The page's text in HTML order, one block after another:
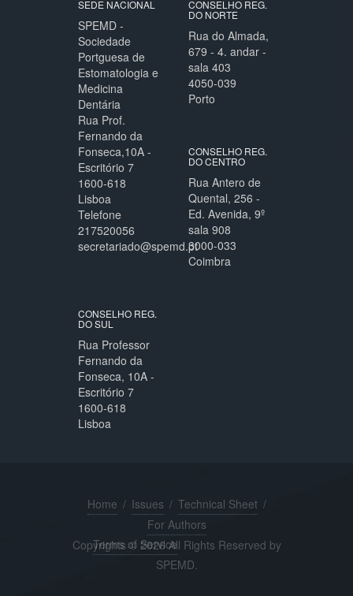
SEDE NACIONAL
SPEMD -
Sociedade
Portguesa de
Estomatologia e
Medicina
Dentária
Rua Prof.
Fernando da
Fonseca,10A -
Escritório 7
1600-618
Lisboa
Telefone
217520056
secretariado@spemd.pt
CONSELHO REG.
DO NORTE
Rua do Almada,
679 - 4. andar -
sala 403
4050-039
Porto
CONSELHO REG.
DO CENTRO
Rua Antero de
Quental, 256 -
Ed. Avenida, 9º
sala 908
3000-033
Coimbra
CONSELHO REG.
DO SUL
Rua Professor
Fernando da
Fonseca, 10A -
Escritório 7
1600-618
Lisboa
Home / Issues / Technical Sheet /
For Authors
Copyrights © 2026 All Rights Reserved by
SPEMD.
Terms of Service